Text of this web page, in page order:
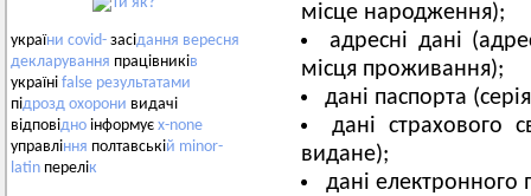
україни covid- засідання вересня
декларування працівників
україні false результатами
підрозд охорони видачі
відповідно інформує x-none
управління полтавській minor-
latin перелік
місце народження);
адресні дані
місця проживання);
дані паспорта
дані страхового
видане);
дані електронного